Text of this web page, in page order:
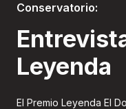
Conservatorio:
Leyenda
El Premio Leyenda El